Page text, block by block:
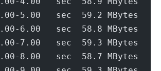
5.00   sec  59.2
6.00   sec  58.8
7.00   sec  59.3
8.00   sec  58.7